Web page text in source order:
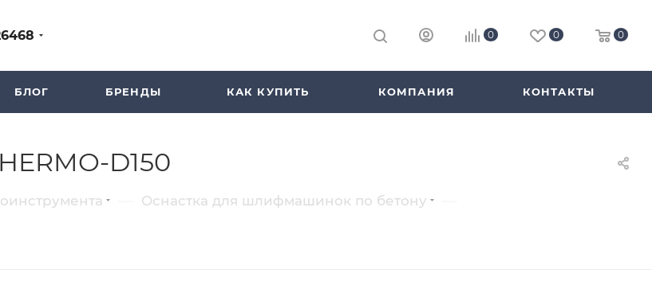
0 0 0
БЛОГ БРЕНДЫ КАК КУПИТЬ КОМПАНИЯ КОНТАКТЫ
D150
Оснастка для шлифмашинок по бетону